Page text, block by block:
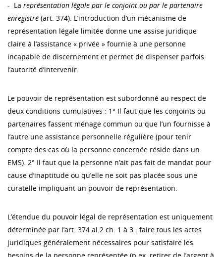
- La représentation légale par le conjoint ou par le partenaire
enregistré (art. 374). L’introduction d’un mécanisme de
représentation légale limitée donne une assise juridique
claire à l’assistance « privée » fournie à une personne
incapable de discernement et permet de dispenser parfois
l’autorité d’intervenir.
Le pouvoir de représentation est subordonné au respect de
deux conditions cumulatives : 1° Il faut que les conjoints ou
partenaires fassent ménage commun ou que l’un fournisse à
l’autre une assistance personnelle régulière (pour tenir
compte des cas où la personne concernée réside dans un
EMS). 2° Il faut que la personne n’ait pas fait de mandat pour
cause d’inaptitude ou qu’elle ne soit pas placée sous une
curatelle impliquant un pouvoir de représentation.
L’étendue du pouvoir légal de représentation est uniquement
déterminée par l’art. 374 al.2 ch. 1 à 3 : faire tous les actes
juridiques généralement nécessaires pour satisfaire les